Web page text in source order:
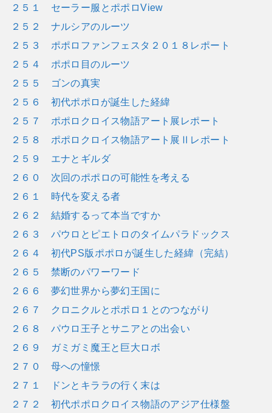
２５１ セーラー服とポポロView
２５２ ナルシアのルーツ
２５３ ポポロファンフェスタ２０１８レポート
２５４ ポポロ目のルーツ
２５５ ゴンの真実
２５６ 初代ポポロが誕生した経緯
２５７ ポポロクロイス物語アート展レポート
２５８ ポポロクロイス物語アート展Ⅱレポート
２５９ エナとギルダ
２６０ 次回のポポロの可能性を考える
２６１ 時代を変える者
２６２ 結婚するって本当ですか
２６３ パウロとピエトロのタイムパラドックス
２６４ 初代PS版ポポロが誕生した経緯（完結）
２６５ 禁断のパワーワード
２６６ 夢幻世界から夢幻王国に
２６７ クロニクルとポポロ１とのつながり
２６８ パウロ王子とサニアとの出会い
２６９ ガミガミ魔王と巨大ロボ
２７０ 母への憧憬
２７１ ドンとキララの行く末は
２７２ 初代ポポロクロイス物語のアジア仕様盤